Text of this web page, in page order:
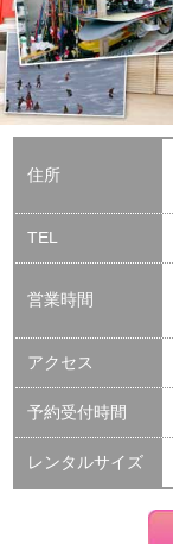
住所
TEL
営業時間
アクセス
予約受付時間
レンタルサイズ